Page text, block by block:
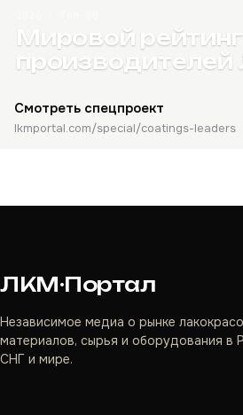
Мировой рейтинг
Смотреть спецпроект
lkmportal.com/special/coatings-leaders
ЛКМ·Портал
Независимое медиа о рынке
материалов, сырья и оборудования в
СНГ и мире.